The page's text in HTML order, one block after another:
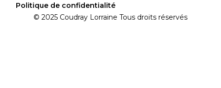
© 2025 Coudray Lorraine Tous droits réservés
Politique de confidentialité